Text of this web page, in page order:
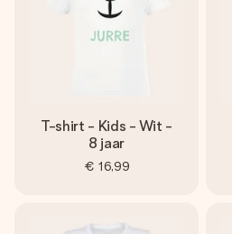
T-shirt - Kids - Wit -
8 jaar
€ 16,99